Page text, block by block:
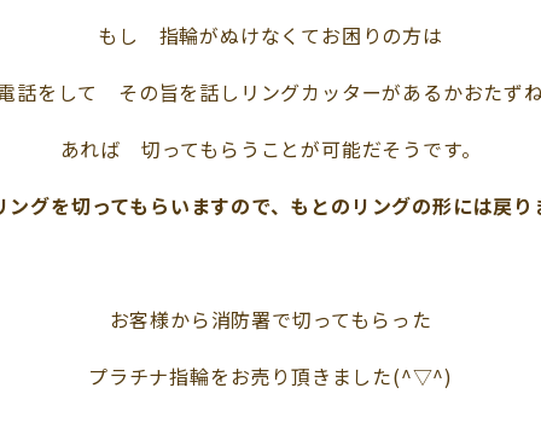
もし 指輪がぬけなくてお困りの方は
話をして その旨を話しリングカッターがあるかおたず
あれば 切ってもらうことが可能だそうです。
グを切ってもらいますので、もとのリングの形には戻
お客様から消防署で切ってもらった
プラチナ指輪をお売り頂きました(^▽^)